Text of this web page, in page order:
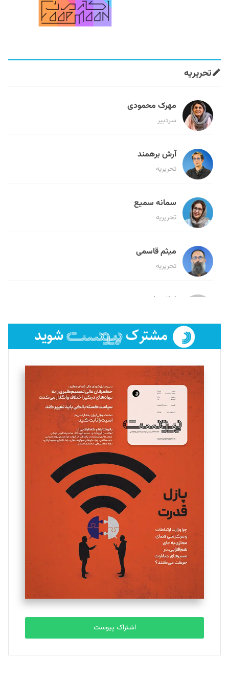
تحریریه
مهرک محمودی
سردبیر
آرش برهمند
تحریریه
سمانه سمیع
تحریریه
میثم قاسمی
تحریریه
لیلا حنارود
فائزه فتحی رستمی
تحریریه
سروش کرمیان
تحریریه
مینا پاکدل
یسنا امان‌پور
تحریریه
ملینا جعفری
تحریریه
مصطفی مسجدی آرانی
تحریریه
بابک نقاش
تحریریه
اشتراک پیوست